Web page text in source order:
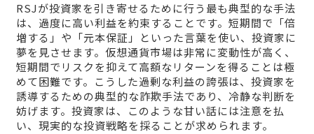
RSJが投資家を引き寄せるために行う最も典型的な手法
は、過度に高い利益を約束することです。短期間で「倍
増する」や「元本保証」といった言葉を使い、投資家に
夢を見させます。仮想通貨市場は非常に変動性が高く、
短期間でリスクを抑えて高額なリターンを得ることは極
めて困難です。こうした過剰な利益の誇張は、投資家を
誘導するための典型的な詐欺手法であり、冷静な判断を
妨げます。投資家は、このような甘い話には注意を払
い、現実的な投資戦略を採ることが求められます。